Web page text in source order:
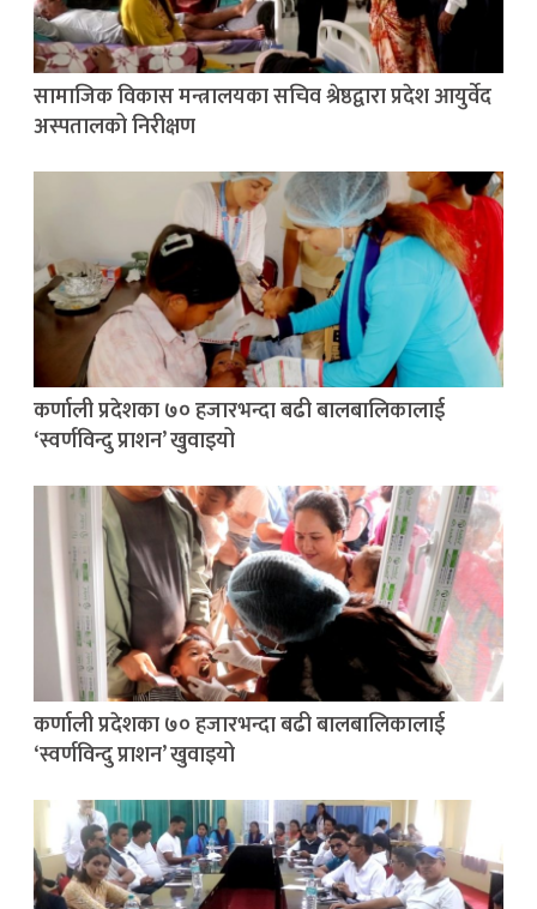
सामाजिक विकास मन्त्रालयका सचिव श्रेष्ठद्वारा प्रदेश आयुर्वेद
अस्पतालको निरीक्षण
कर्णाली प्रदेशका ७० हजारभन्दा बढी बालबालिकालाई
‘स्वर्णविन्दु प्राशन’ खुवाइयो
कर्णाली प्रदेशका ७० हजारभन्दा बढी बालबालिकालाई
‘स्वर्णविन्दु प्राशन’ खुवाइयो